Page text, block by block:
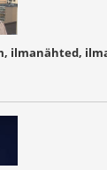
ilmanähted,